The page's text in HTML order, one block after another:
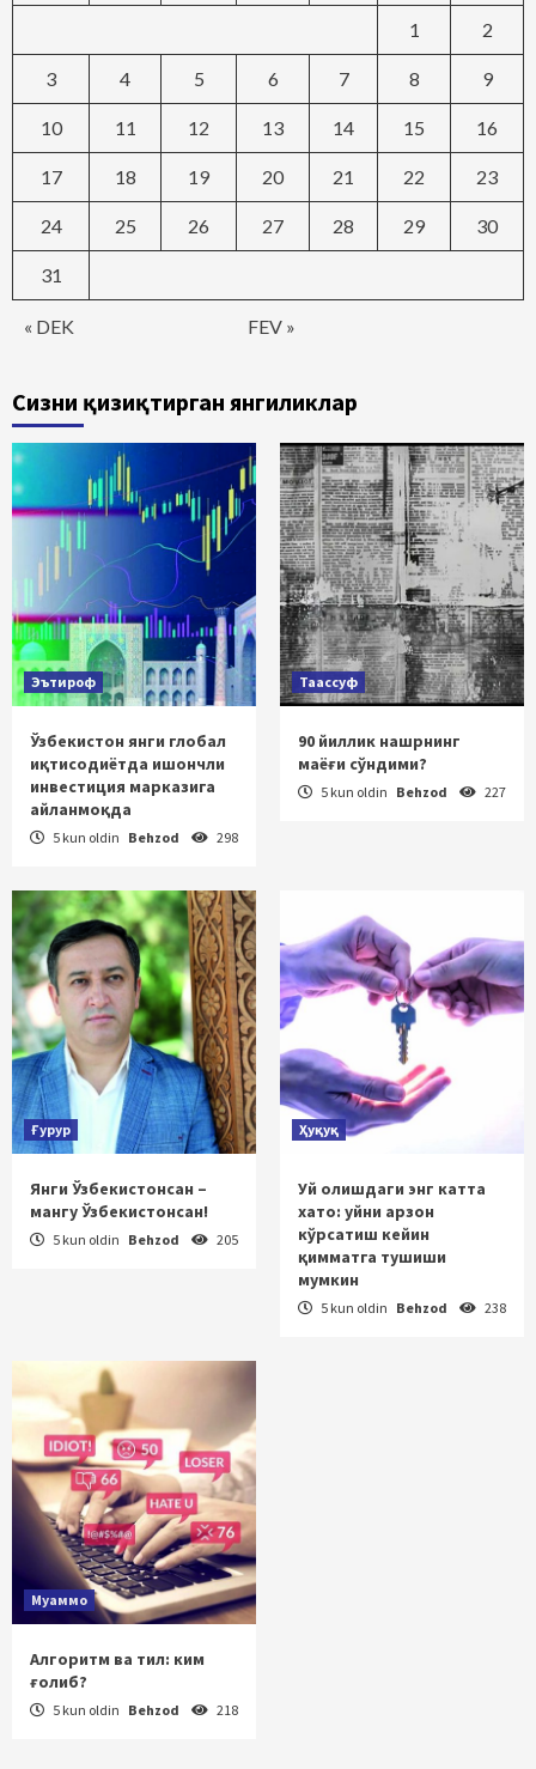
« DEK FEV »
1 2
3 4 5 6 7 8 9
10 11 12 13 14 15 16
17 18 19 20 21 22 23
24 25 26 27 28 29 30
31
Сизни қизиқтирган янгиликлар
Эътироф
Ўзбекистон янги глобал
иқтисодиётда ишончли
инвестиция марказига
айланмоқда
5 kun oldin Behzod 298
Таассуф
90 йиллик нашрнинг
маёғи сўндими?
5 kun oldin Behzod 227
Ғурур
Янги Ўзбекистонсан –
мангу Ўзбекистонсан!
5 kun oldin Behzod 205
Ҳуқуқ
Уй олишдаги энг катта
хато: уйни арзон
кўрсатиш кейин
қимматга тушиши
мумкин
5 kun oldin Behzod 238
Муаммо
Алгоритм ва тил: ким
ғолиб?
5 kun oldin Behzod 218